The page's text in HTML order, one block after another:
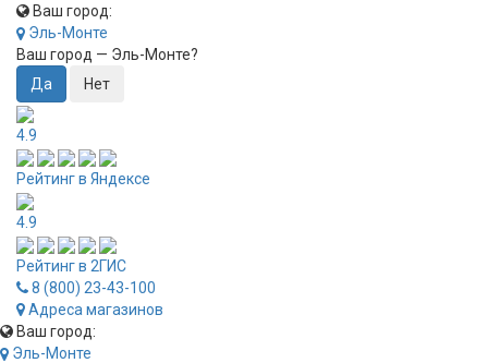
Ваш город:
Эль-Монте
Ваш город — Эль-Монте?
4.9
Рейтинг в Яндексе
4.9
Рейтинг в 2ГИС
8 (800) 23-43-100
Адреса магазинов
Ваш город:
Эль-Монте